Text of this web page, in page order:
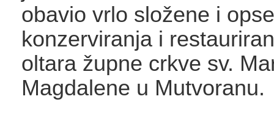
obavio vrlo složene i
konzerviranja i
oltara župne crkve sv.
Magdalene u Mutvoranu.